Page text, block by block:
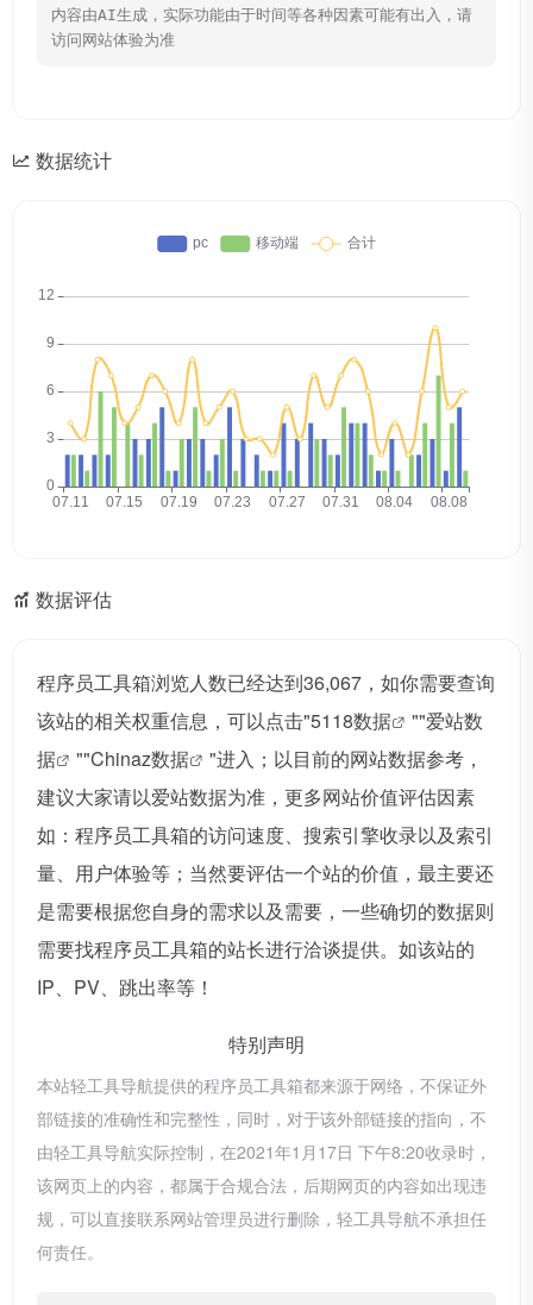
内容由AI生成，实际功能由于时间等各种因素可能有出入，请
访问网站体验为准
数据统计
数据评估
程序员工具箱浏览人数已经达到36,067，如你需要查询
该站的相关权重信息，可以点击"5118数据 ""爱站数
据
""Chinaz数据
"进入；以目前的网站数据参考，
建议大家请以爱站数据为准，更多网站价值评估因素
如：程序员工具箱的访问速度、搜索引擎收录以及索引
量、用户体验等；当然要评估一个站的价值，最主要还
是需要根据您自身的需求以及需要，一些确切的数据则
需要找程序员工具箱的站长进行洽谈提供。如该站的
IP、PV、跳出率等！
特别声明
本站轻工具导航提供的程序员工具箱都来源于网络，不保证外
部链接的准确性和完整性，同时，对于该外部链接的指向，不
由轻工具导航实际控制，在2021年1月17日 下午8:20收录时，
该网页上的内容，都属于合规合法，后期网页的内容如出现违
规，可以直接联系网站管理员进行删除，轻工具导航不承担任
何责任。